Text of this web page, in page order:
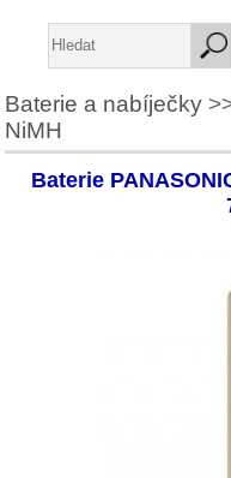
Heslo:
Baterie a nabíječky
NiMH
Baterie